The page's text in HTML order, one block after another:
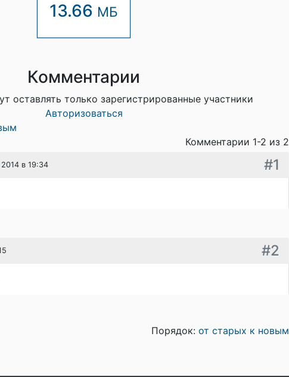
13.66 МБ
Комментарии
оставлять только зарегистрированные участники
Авторизоваться
Комментарии 1-2 из 2
в 19:34 #1
#2
Порядок:от старых к новым